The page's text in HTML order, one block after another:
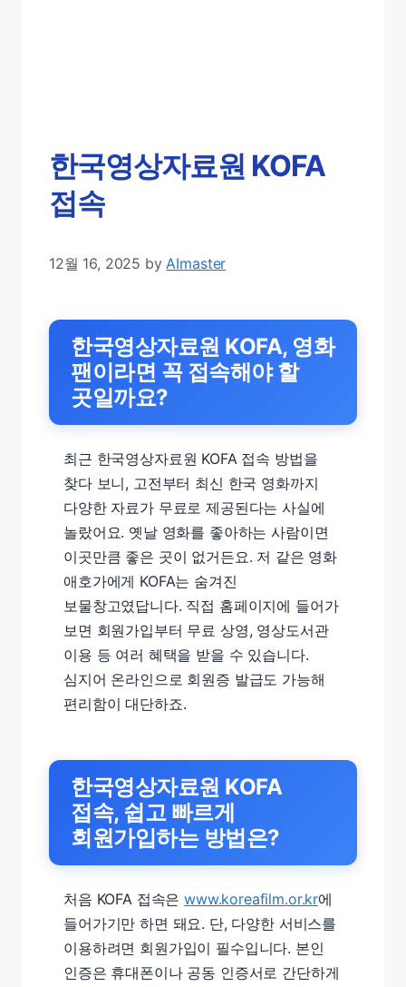
한국영상자료원 KOFA
접속
12월 16, 2025 byAImaster
한국영상자료원 KOFA, 영화
팬이라면 꼭 접속해야 할
곳일까요?
최근 한국영상자료원 KOFA 접속 방법을
찾다 보니, 고전부터 최신 한국 영화까지
다양한 자료가 무료로 제공된다는 사실에
놀랐어요. 옛날 영화를 좋아하는 사람이면
이곳만큼 좋은 곳이 없거든요. 저 같은 영화
애호가에게 KOFA는 숨겨진
보물창고였답니다. 직접 홈페이지에 들어가
보면 회원가입부터 무료 상영, 영상도서관
이용 등 여러 혜택을 받을 수 있습니다.
심지어 온라인으로 회원증 발급도 가능해
편리함이 대단하죠.
한국영상자료원 KOFA
접속, 쉽고 빠르게
회원가입하는 방법은?
처음 KOFA 접속은www.koreafilm.or.kr에
들어가기만 하면 돼요. 단, 다양한 서비스를
이용하려면 회원가입이 필수입니다. 본인
인증은 휴대폰이나 공동 인증서로 간단하게